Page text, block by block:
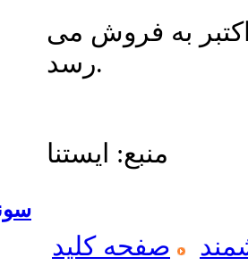
دلار از اول اکتبر به فروش می
رسد.
منبع: ایستنا
صفحه کلید